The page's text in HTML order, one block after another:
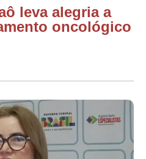
leva alegria a
oncológico